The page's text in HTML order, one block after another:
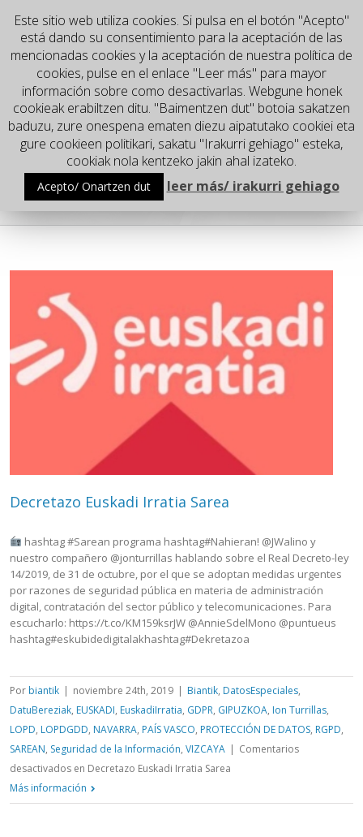
Go to...
Ion Turrillas
Decretazo Euskadi Irratia Sarea
hashtag #Sarean programa hashtag#Nahieran! @JWalino y
nuestro compañero @jonturrillas hablando sobre el Real Decreto-ley
14/2019, de 31 de octubre, por el que se adoptan medidas urgentes
por razones de seguridad pública en materia de administración
digital, contratación del sector público y telecomunicaciones. Para
escucharlo: https://t.co/KM159ksrJW @AnnieSdelMono @puntueus
hashtag#eskubidedigitalakhashtag#Dekretazoa
Por biantik | noviembre 24th, 2019 | Biantik, DatosEspeciales,
DatuBereziak, EUSKADI, EuskadiIrratia, GDPR, GIPUZKOA, Ion Turrillas,
LOPD, LOPDGDD, NAVARRA, PAÍS VASCO, PROTECCIÓN DE DATOS, RGPD,
SAREAN, Seguridad de la Información, VIZCAYA | Comentarios
desactivados en Decretazo Euskadi Irratia Sarea
Más información
Este sitio web utiliza cookies. Si pulsa en el botón "Acepto"
está dando su consentimiento para la aceptación de las
mencionadas cookies y la aceptación de nuestra política de
cookies, pulse en el enlace "Leer más" para mayor
información sobre como desactivarlas. Webgune honek
cookieak erabiltzen ditu. "Baimentzen dut" botoia sakatzen
baduzu, zure onespena ematen diezu aipatutako cookiei eta
gure cookieen politikari, sakatu "Irakurri gehiago" esteka,
cookiak nola kentzeko jakin ahal izateko.
Acepto/ Onartzen dut leer más/ irakurri gehiago